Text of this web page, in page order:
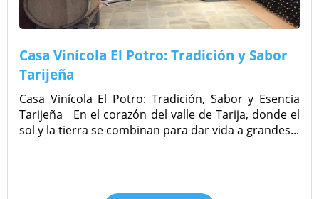
Casa Vinícola El Potro: Tradición y Sabor
Tarijeña
Casa Vinícola El Potro: Tradición, Sabor y Esencia
Tarijeña En el corazón del valle de Tarija, donde el
sol y la tierra se combinan para dar vida a grandes...